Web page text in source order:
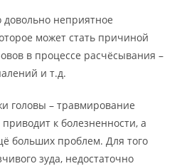
довольно неприятное
может стать причиной
в процессе расчёсывания –
и т.д.
головы – травмирование
к болезненности, а
больших проблем. Для того
зуда, недостаточно